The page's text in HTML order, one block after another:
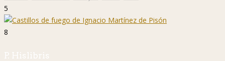
5
8
P. Hislibris